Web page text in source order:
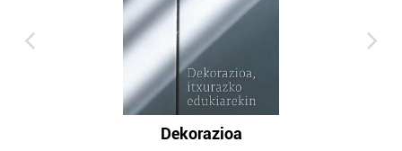
Dekorazioa